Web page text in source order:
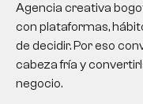
Agencia creativa
con plataformas,
de decidir. Por eso
cabeza fría y
negocio.